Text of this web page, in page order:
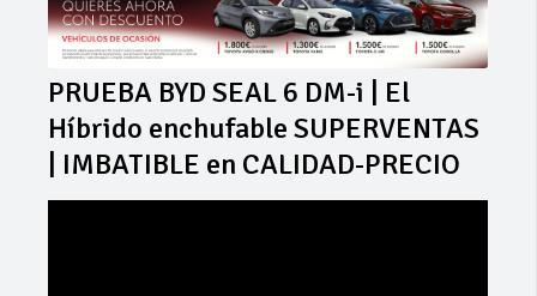
PRUEBA BYD SEAL 6 DM-i | El
Híbrido enchufable SUPERVENTAS
| IMBATIBLE en CALIDAD-PRECIO